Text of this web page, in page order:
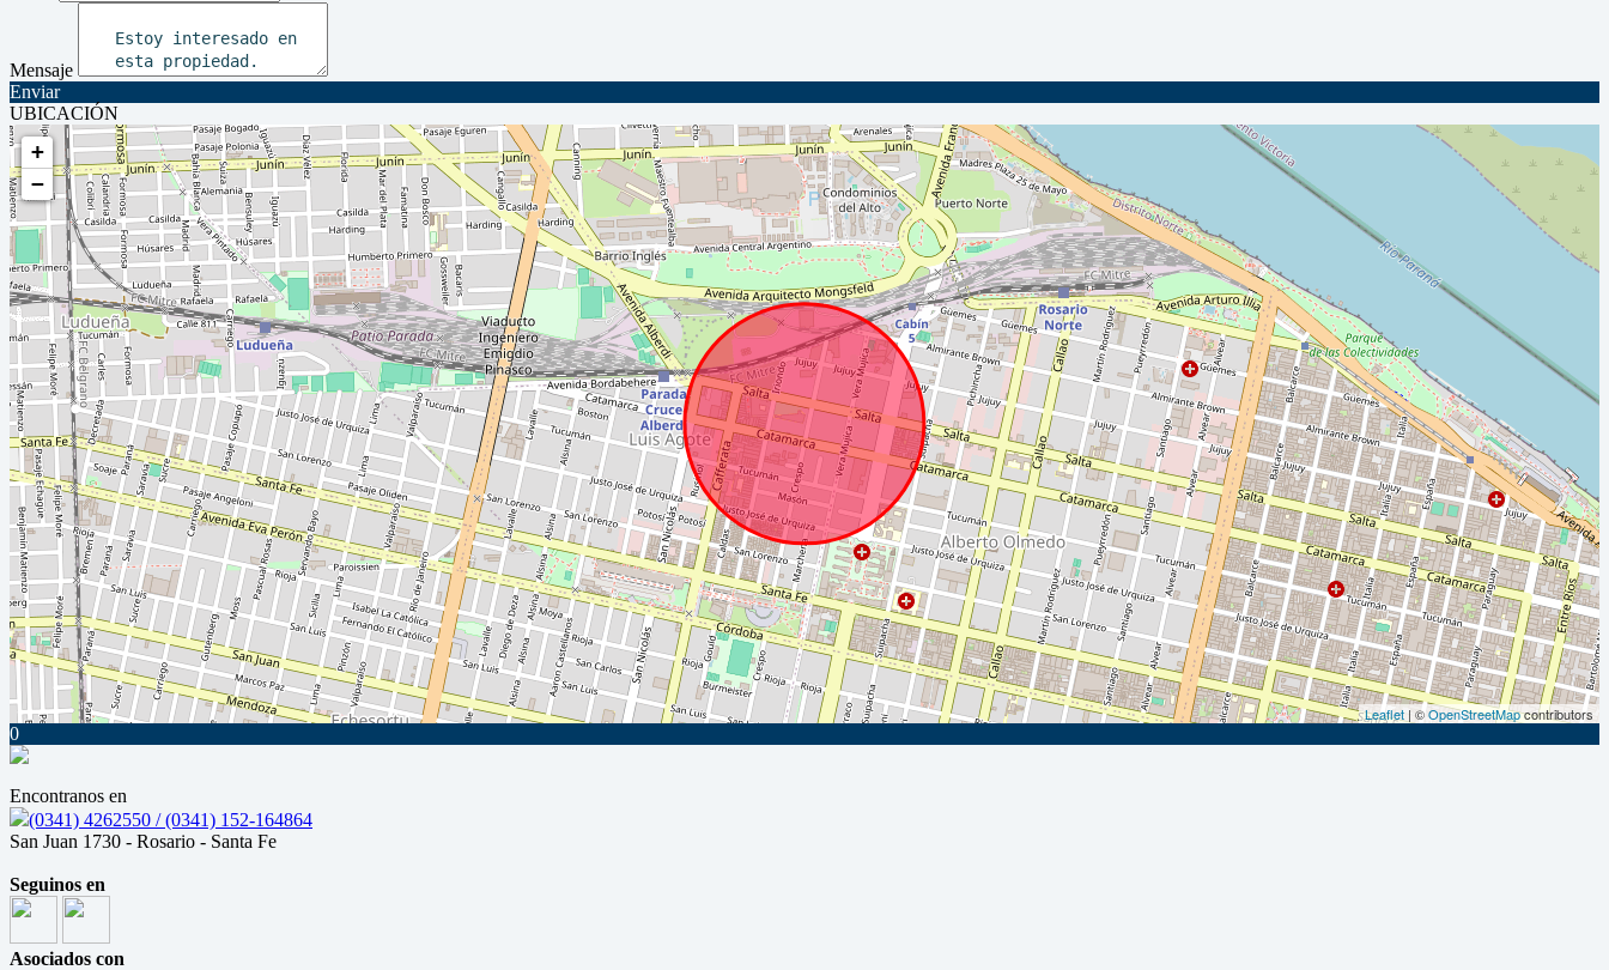
Mensaje
Enviar
UBICACIÓN
+
−
Leaflet | ©OpenStreetMapcontributors
0
Encontranos en
(0341) 4262550 / (0341) 152-164864
San Juan 1730 - Rosario - Santa Fe
Seguinos en
Asociados con